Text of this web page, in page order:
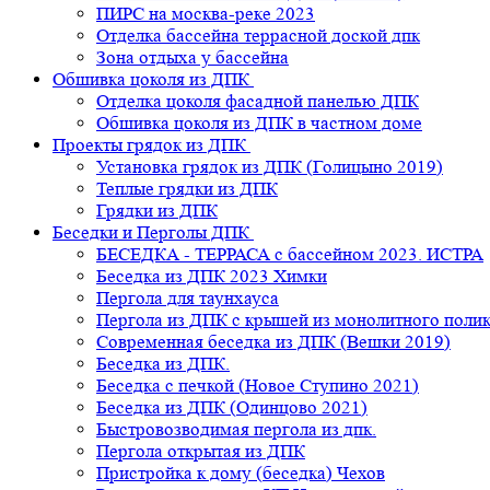
ПИРС на москва-реке 2023
Отделка бассейна террасной доской дпк
Зона отдыха у бассейна
Обшивка цоколя из ДПК
Отделка цоколя фасадной панелью ДПК
Обшивка цоколя из ДПК в частном доме
Проекты грядок из ДПК
Установка грядок из ДПК (Голицыно 2019)
Теплые грядки из ДПК
Грядки из ДПК
Беседки и Перголы ДПК
БЕСЕДКА - ТЕРРАСА с бассейном 2023. ИСТРА
Беседка из ДПК 2023 Химки
Пергола для таунхауса
Пергола из ДПК с крышей из монолитного
Современная беседка из ДПК (Вешки 2019)
Беседка из ДПК.
Беседка с печкой (Новое Ступино 2021)
Беседка из ДПК (Одинцово 2021)
Быстровозводимая пергола из дпк.
Пергола открытая из ДПК
Пристройка к дому (беседка) Чехов